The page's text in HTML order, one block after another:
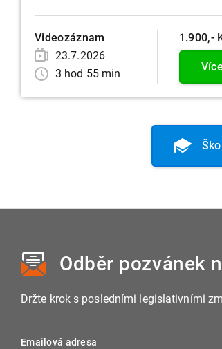
Videozáznam
23.7.2026
3 hod 55 min
1.900,-
Odběr pozvánek
Držte krok s posledními legislativními
Emailová adresa